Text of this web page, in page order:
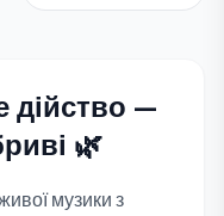
дійство —
🌿
музики з